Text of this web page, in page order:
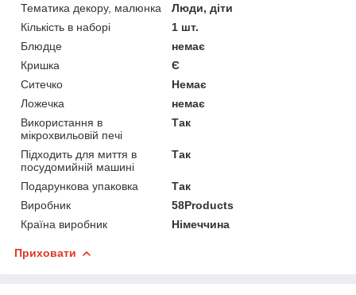
Тематика декору, малюнка
Люди, діти
Кількість в наборі
1 шт.
Блюдце
немає
Кришка
Є
Ситечко
Немає
Ложечка
немає
Використання в
мікрохвильовій печі
Так
Підходить для миття в
посудомийній машині
Так
Подарункова упаковка
Так
Виробник
58Products
Країна виробник
Німеччина
Приховати